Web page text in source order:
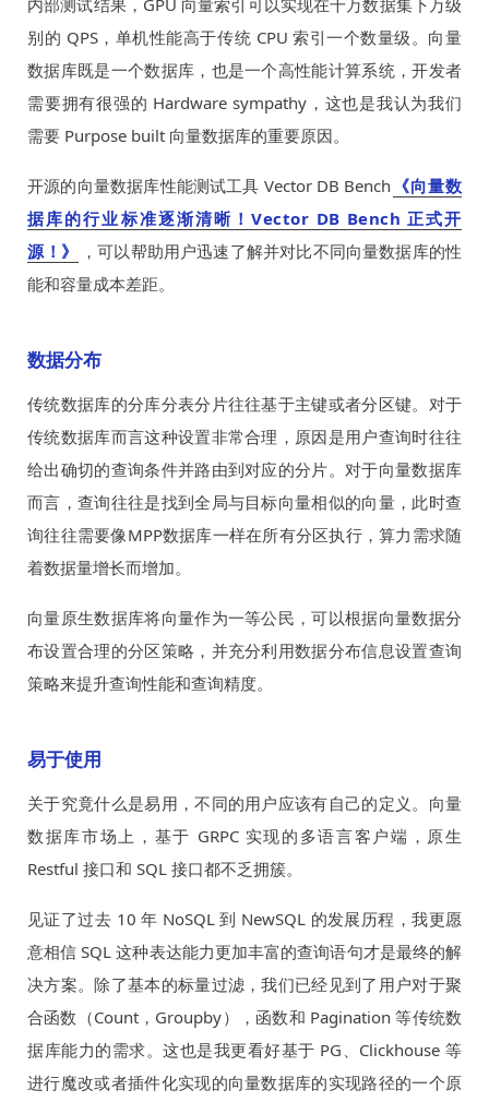
内部测试结果，GPU 向量索引可以实现在千万数据集下万级
别的 QPS，单机性能高于传统 CPU 索引一个数量级。向量
数据库既是一个数据库，也是一个高性能计算系统，开发者
需要拥有很强的 Hardware sympathy，这也是我认为我们
需要 Purpose built 向量数据库的重要原因。
开源的向量数据库性能测试工具 Vector DB Bench 《向量数
据库的行业标准逐渐清晰！Vector DB Bench 正式开
源！》
，可以帮助用户迅速了解并对比不同向量数据库的性
能和容量成本差距。
数据分布
传统数据库的分库分表分片往往基于主键或者分区键。对于
传统数据库而言这种设置非常合理，原因是用户查询时往往
给出确切的查询条件并路由到对应的分片。对于向量数据库
而言，查询往往是找到全局与目标向量相似的向量，此时查
询往往需要像MPP数据库一样在所有分区执行，算力需求随
着数据量增长而增加。
向量原生数据库将向量作为一等公民，可以根据向量数据分
布设置合理的分区策略，并充分利用数据分布信息设置查询
策略来提升查询性能和查询精度。
易于使用
关于究竟什么是易用，不同的用户应该有自己的定义。向量
数据库市场上，基于 GRPC 实现的多语言客户端，原生
Restful 接口和 SQL 接口都不乏拥簇。
见证了过去 10 年 NoSQL 到 NewSQL 的发展历程，我更愿
意相信 SQL 这种表达能力更加丰富的查询语句才是最终的解
决方案。除了基本的标量过滤，我们已经见到了用户对于聚
合函数（Count，Groupby），函数和 Pagination 等传统数
据库能力的需求。这也是我更看好基于 PG、Clickhouse 等
进行魔改或者插件化实现的向量数据库的实现路径的一个原